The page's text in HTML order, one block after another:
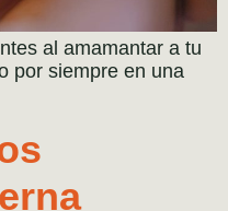
al amamantar a tu
por siempre en una